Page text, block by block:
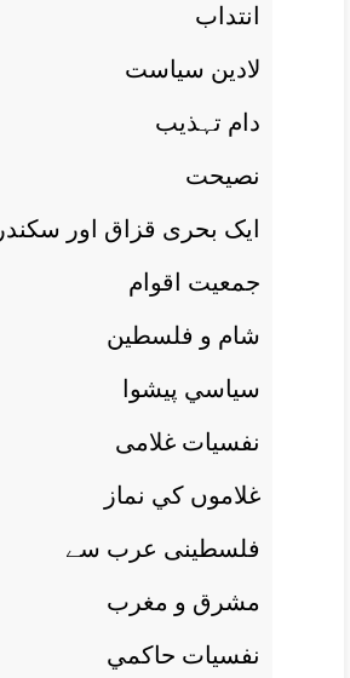
انتداب
لادين سياست
دام تہذيب
نصيحت
ايک بحری قزاق اور سکندر
جمعيت اقوام
شام و فلسطين
سياسي پيشوا
نفسيات غلامی
غلاموں کي نماز
فلسطينی عرب سے
مشرق و مغرب
نفسيات حاکمي